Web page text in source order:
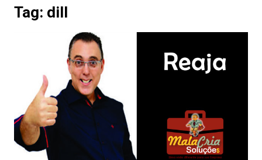
Tag: dill